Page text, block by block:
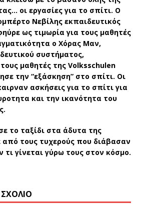
οι εργασίες για το σπίτι. Ο
Νεβίλης εκπαιδευτικός
ως τιμωρία για τους μαθητές
ο Χόρας Μαν,
συστήματος,
μαθητές της Volksschulen
την “εξάσκηση” στο σπίτι. Οι
ασκήσεις για το σπίτι για
και την ικανότητα του
το ταξίδι στα άδυτα της
από τους τυχερούς που διάβασαν
τι γίνεται γύρω τους στον κόσμο.